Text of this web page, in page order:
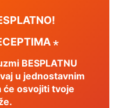
⋆
BESPLATNU
u jednostavnim
će osvojiti tvoje